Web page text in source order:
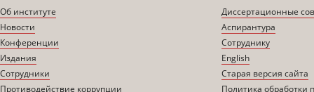
Об институте
Новости
Конференции
Издания
Сотрудники
Противодействие коррупции
Диссертационные
Аспирантура
Сотруднику
English
Старая версия сайта
Политика обработки